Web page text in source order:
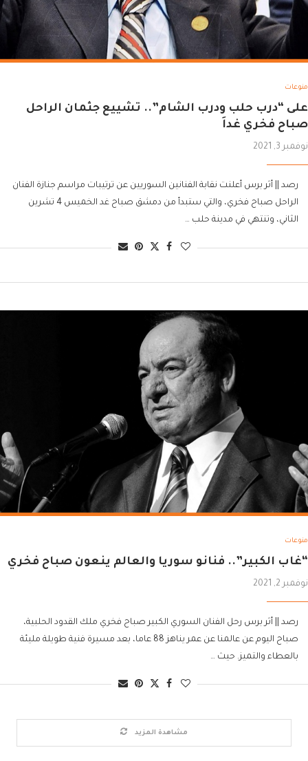
منوعات
على “درب حلب ودرب الشام”.. تشييع جثمان الراحل
صباح فخري غداَ
نوفمبر 3, 2021
رصد || أثر برس أعلنت نقابة الفنانين السوريين عن ترتيبات مراسم جنازة الفنان
الراحل صباح فخري، والتي ستبدأ من دمشق صباح غد الخميس 4 تشرين
الثاني، وتنتهي في مدينة حلب …
منوعات
“غاب الكبير”.. فنانو سوريا والعالم ينعون صباح فخري
نوفمبر 2, 2021
رصد || أثر برس رحل الفنان السوري الكبير صباح فخري ملك القدود الحلبية،
صباح اليوم عن عالمنا عن عمر يناهز 88 عاما، بعد مسيرة فنية طويلة مليئة
بالعطاء والتميز. حيث …
مشاهدة المزيد